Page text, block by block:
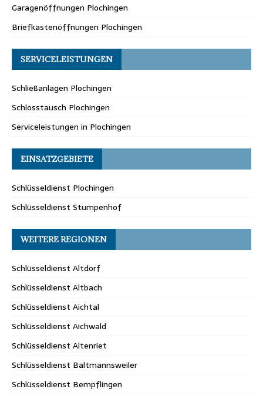
Garagenöffnungen Plochingen
Briefkastenöffnungen Plochingen
SERVICELEISTUNGEN
Schließanlagen Plochingen
Schlosstausch Plochingen
Serviceleistungen in Plochingen
EINSATZGEBIETE
Schlüsseldienst Plochingen
Schlüsseldienst Stumpenhof
WEITERE REGIONEN
Schlüsseldienst Altdorf
Schlüsseldienst Altbach
Schlüsseldienst Aichtal
Schlüsseldienst Aichwald
Schlüsseldienst Altenriet
Schlüsseldienst Baltmannsweiler
Schlüsseldienst Bempflingen